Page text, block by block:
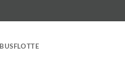
BUSFLOTTE